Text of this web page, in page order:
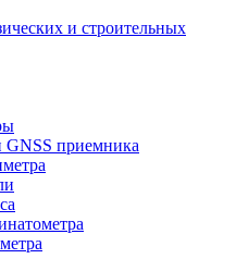
и строительных
GNSS приемника